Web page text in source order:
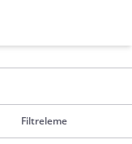
Filtreleme